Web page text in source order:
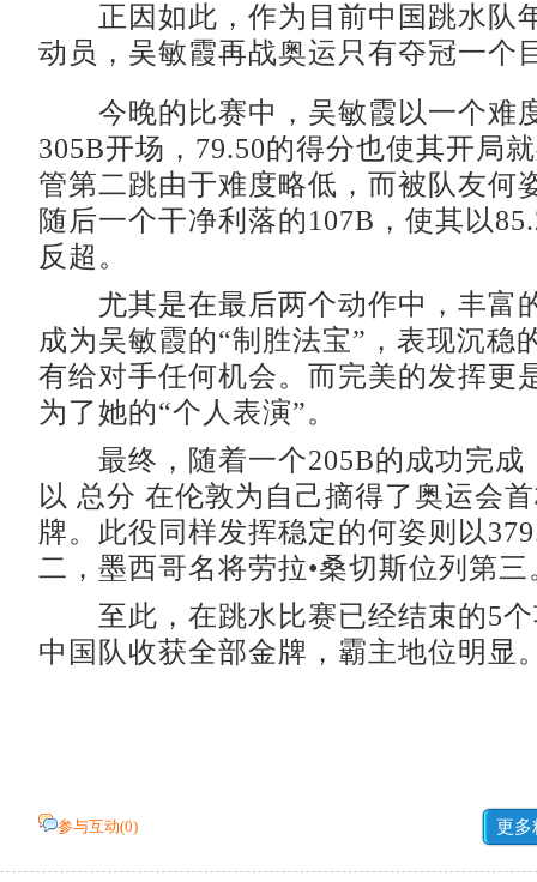
正因如此，作为目前中国跳水队
动员，吴敏霞再战奥运只有夺冠一个
今晚的比赛中，吴敏霞以一个难
305B开场，79.50的得分也使其开局
管第二跳由于难度略低，而被队友何
随后一个干净利落的107B，使其以
反超。
尤其是在最后两个动作中，丰富
成为吴敏霞的“制胜法宝”，表现沉稳
有给对手任何机会。而完美的发挥更
为了她的“个人表演”。
最终，随着一个205B的成功完成
以 总分 在伦敦为自己摘得了奥运会
牌。此役同样发挥稳定的何姿则以
二，墨西哥名将劳拉•桑切斯位列第三
至此，在跳水比赛已经结束的5个
中国队收获全部金牌，霸主地位明显
参与互动(0) 更多